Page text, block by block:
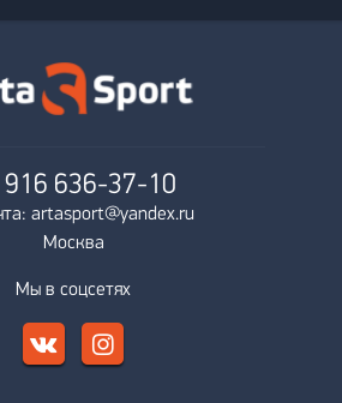
636-37-10
artasport@yandex.ru
Москва
Мы в соцсетях